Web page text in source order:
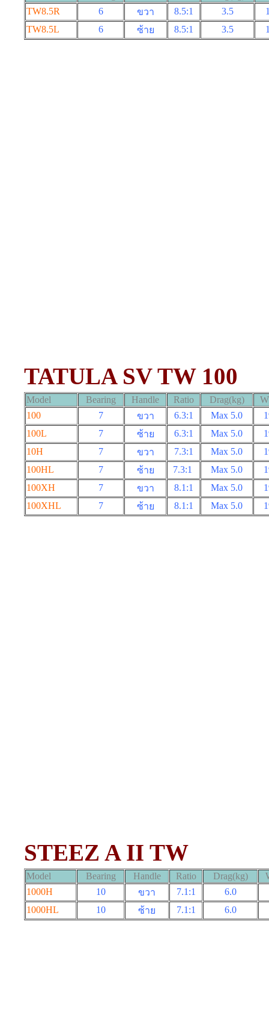
TW8.5R
6 ขวา 8.5:1 3.5
TW8.5L
6 ซ้าย 8.5:1 3.5
TATULA SV TW 100
Model Bearing Handle Ratio Drag(kg)
100
7 ขวา 6.3:1 Max 5.0
100L
7 ซ้าย 6.3:1 Max 5.0
10H
7 ขวา 7.3:1 Max 5.0
100HL
7 ซ้าย 7.3:1 Max 5.0
100XH
7 ขวา 8.1:1 Max 5.0
100XHL
7 ซ้าย 8.1:1 Max 5.0
STEEZ A II TW
Model Bearing Handle Ratio Drag(kg)
1000H
10 ขวา 7.1:1
6.0
1000HL
10 ซ้าย 7.1:1 6.0